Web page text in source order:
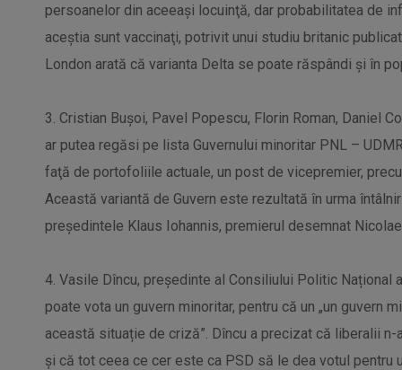
persoanelor din aceeași locuinţă, dar probabilitatea de
aceştia sunt vaccinaţi, potrivit unui studiu britanic
London arată că varianta Delta se poate răspândi şi în
3. Cristian Buşoi, Pavel Popescu, Florin Roman, Daniel
ar putea regăsi pe lista Guvernului minoritar PNL –
faţă de portofoliile actuale, un post de vicepremier,
Această variantă de Guvern este rezultată în urma
preşedintele Klaus Iohannis, premierul desemnat
4. Vasile Dîncu, președinte al Consiliului Politic Național
poate vota un guvern minoritar, pentru că un „un guvern
această situație de criză”. Dîncu a precizat că liberalii
și că tot ceea ce cer este ca PSD să le dea votul pentru